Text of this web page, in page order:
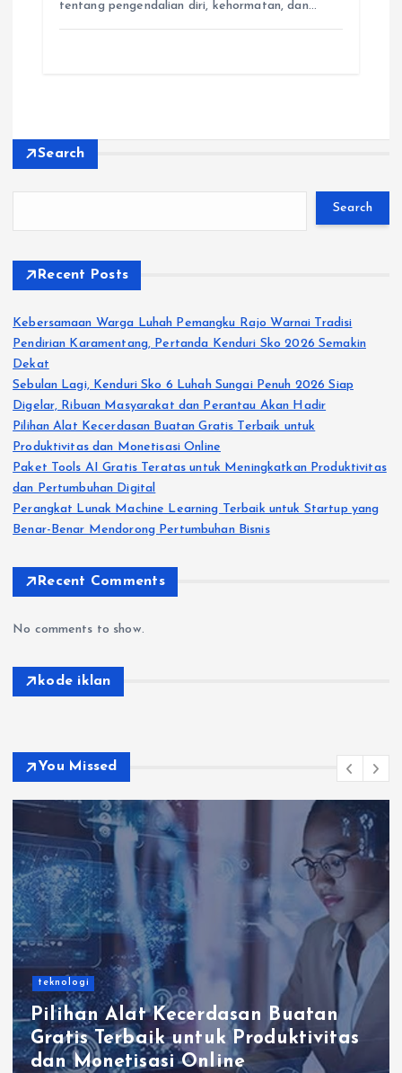
tentang pengendalian diri, kehormatan, dan…
Search
Search
Recent Posts
Kebersamaan Warga Luhah Pemangku Rajo Warnai Tradisi
Pendirian Karamentang, Pertanda Kenduri Sko 2026 Semakin
Dekat
Sebulan Lagi, Kenduri Sko 6 Luhah Sungai Penuh 2026 Siap
Digelar, Ribuan Masyarakat dan Perantau Akan Hadir
Pilihan Alat Kecerdasan Buatan Gratis Terbaik untuk
Produktivitas dan Monetisasi Online
Paket Tools AI Gratis Teratas untuk Meningkatkan Produktivitas
dan Pertumbuhan Digital
Perangkat Lunak Machine Learning Terbaik untuk Startup yang
Benar-Benar Mendorong Pertumbuhan Bisnis
Recent Comments
No comments to show.
kode iklan
You Missed
teknologi
Pilihan Alat Kecerdasan Buatan
Gratis Terbaik untuk Produktivitas
dan Monetisasi Online